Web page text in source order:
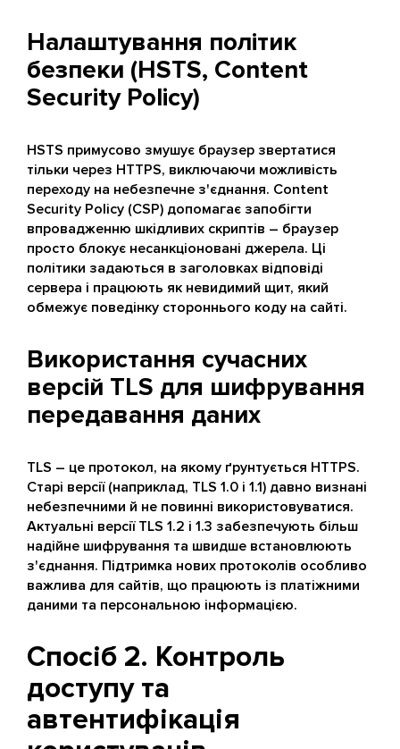
Налаштування політик
безпеки (HSTS, Content
Security Policy)
HSTS примусово змушує браузер звертатися
тільки через HTTPS, виключаючи можливість
переходу на небезпечне з'єднання. Content
Security Policy (CSP) допомагає запобігти
впровадженню шкідливих скриптів – браузер
просто блокує несанкціоновані джерела. Ці
політики задаються в заголовках відповіді
сервера і працюють як невидимий щит, який
обмежує поведінку стороннього коду на сайті.
Використання сучасних
версій TLS для шифрування
передавання даних
TLS – це протокол, на якому ґрунтується HTTPS.
Старі версії (наприклад, TLS 1.0 і 1.1) давно визнані
небезпечними й не повинні використовуватися.
Актуальні версії TLS 1.2 і 1.3 забезпечують більш
надійне шифрування та швидше встановлюють
з'єднання. Підтримка нових протоколів особливо
важлива для сайтів, що працюють із платіжними
даними та персональною інформацією.
Спосіб 2. Контроль
доступу та
автентифікація